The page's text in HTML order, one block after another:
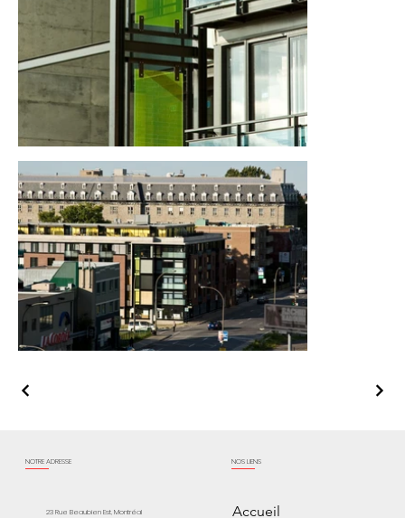
NOTRE ADRESSE
23 Rue Beaubien Est, Montréal
NOS LIENS
Accueil